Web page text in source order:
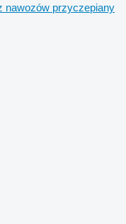
nawozów przyczepiany